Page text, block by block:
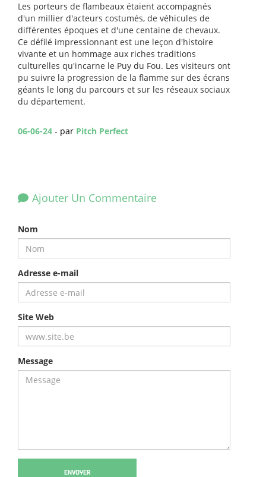
Les porteurs de flambeaux étaient accompagnés
d'un millier d'acteurs costumés, de véhicules de
différentes époques et d'une centaine de chevaux.
Ce défilé impressionnant est une leçon d'histoire
vivante et un hommage aux riches traditions
culturelles qu'incarne le Puy du Fou. Les visiteurs ont
pu suivre la progression de la flamme sur des écrans
géants le long du parcours et sur les réseaux sociaux
du département.
06-06-24 - par Pitch Perfect
Ajouter Un Commentaire
Nom
Adresse e-mail
Site Web
Message
ENVOYER